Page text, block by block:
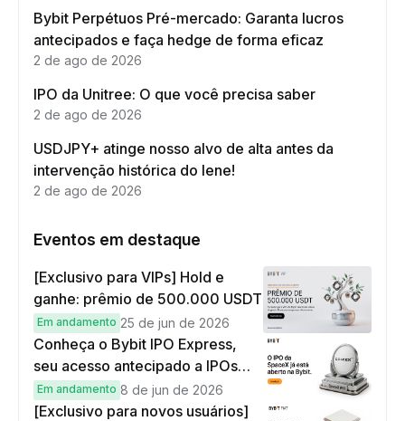
Bybit Perpétuos Pré-mercado: Garanta lucros
antecipados e faça hedge de forma eficaz
2 de ago de 2026
IPO da Unitree: O que você precisa saber
2 de ago de 2026
USDJPY+ atinge nosso alvo de alta antes da
intervenção histórica do Iene!
2 de ago de 2026
Eventos em destaque
[Exclusivo para VIPs] Hold e
ganhe: prêmio de 500.000 USDT
Em andamento 25 de jun de 2026
Conheça o Bybit IPO Express,
seu acesso antecipado a IPOs
globais
Em andamento 8 de jun de 2026
[Exclusivo para novos usuários]